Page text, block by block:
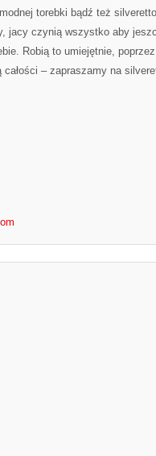
torebki bądź też
jacy czynią wszystko aby
Robią to umiejętnie,
całości – zapraszamy na